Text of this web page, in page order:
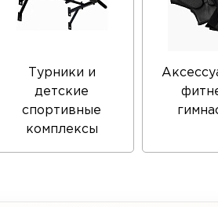
Турники и
детские
спортивные
комплексы